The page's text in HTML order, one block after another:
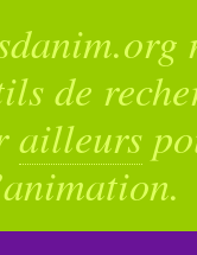
de
ailleurs